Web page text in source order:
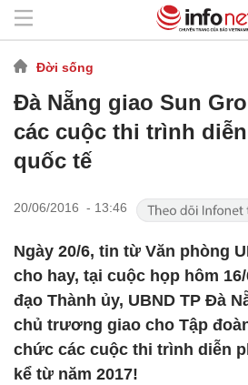
Đời sống
Đà Nẵng giao Sun
các cuộc thi trình
quốc tế
20/06/2016 - 13:46
Ngày 20/6, tin từ Văn phòng
cho hay, tại cuộc họp hôm
đạo Thành ủy, UBND TP Đà
chủ trương giao cho Tập
chức các cuộc thi trình diễn
kể từ năm 2017!